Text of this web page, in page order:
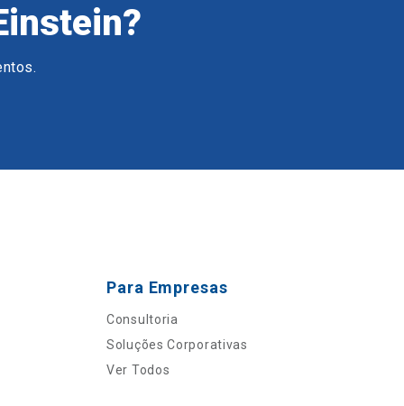
Para Empresas
Consultoria
Soluções Corporativas
Ver Todos